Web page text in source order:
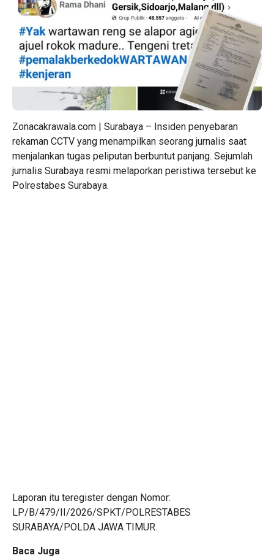
Zonacakrawala.com | Surabaya – Insiden penyebaran
rekaman CCTV yang menampilkan seorang jurnalis saat
menjalankan tugas peliputan berbuntut panjang. Sejumlah
jurnalis Surabaya resmi melaporkan peristiwa tersebut ke
Polrestabes Surabaya.
Laporan itu teregister dengan Nomor:
LP/B/479/II/2026/SPKT/POLRESTABES
SURABAYA/POLDA JAWA TIMUR.
Baca Juga